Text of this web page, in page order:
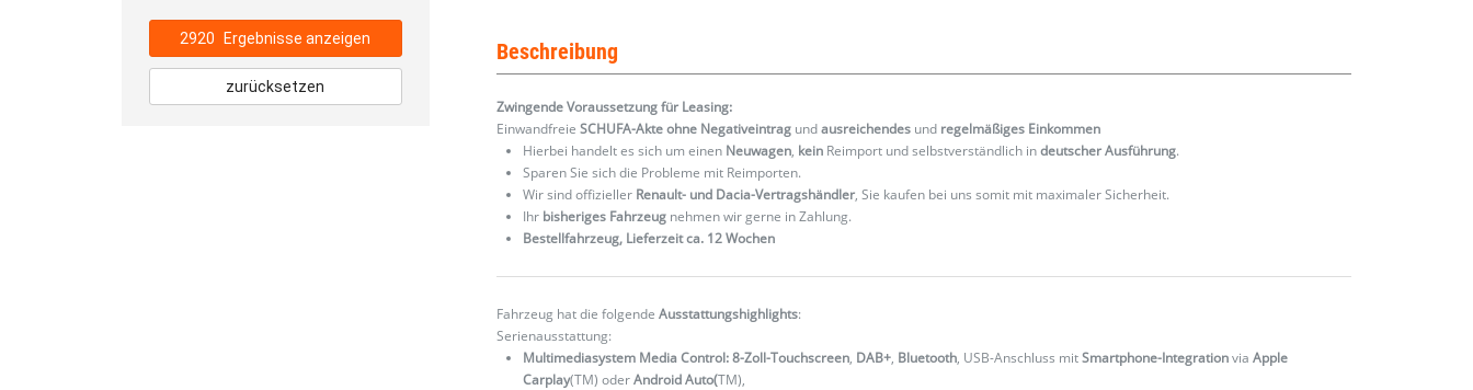
Beschreibung
Zwingende Voraussetzung für Leasing:
EinwandfreieSCHUFA-Akte ohne Negativeintrag undausreichendes und regelmäßiges Einkommen
Hierbei handelt es sich um einen Neuwagen, kein Reimport und selbstverständlich indeutscher Ausführung.
Sparen Sie sich die Probleme mit Reimporten.
Wir sind offizieller Renault- und Dacia-Vertragshändler, Sie kaufen bei uns somit mit maximaler Sicherheit.
Ihr bisheriges Fahrzeug nehmen wir gerne in Zahlung.
Bestellfahrzeug, Lieferzeit ca. 12 Wochen
Fahrzeug hat die folgendeAusstattungshighlights:
Serienausstattung:
Multimediasystem Media Control: 8-Zoll-Touchscreen, DAB+, Bluetooth, USB-Anschluss mitSmartphone-IntegrationviaApple
Carplay(TM) oderAndroid Auto(TM),
2920 Ergebnisse anzeigen
zurücksetzen